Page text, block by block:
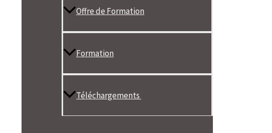
Offre de Formation
Formation
Téléchargements